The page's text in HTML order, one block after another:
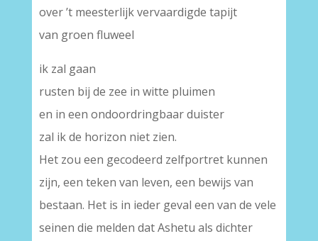
over ’t meesterlijk vervaardigde tapijt
van groen fluweel
ik zal gaan
rusten bij de zee in witte pluimen
en in een ondoordringbaar duister
zal ik de horizon niet zien.
Het zou een gecodeerd zelfportret kunnen
zijn, een teken van leven, een bewijs van
bestaan. Het is in ieder geval een van de vele
seinen die melden dat Ashetu als dichter